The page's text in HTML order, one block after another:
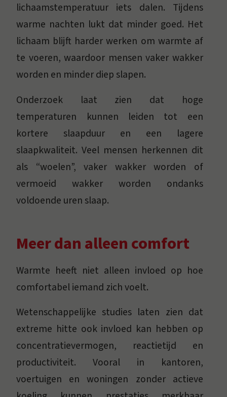
lichaamstemperatuur iets dalen. Tijdens
warme nachten lukt dat minder goed. Het
lichaam blijft harder werken om warmte af
te voeren, waardoor mensen vaker wakker
worden en minder diep slapen.
Onderzoek laat zien dat hoge
temperaturen kunnen leiden tot een
kortere slaapduur en een lagere
slaapkwaliteit. Veel mensen herkennen dit
als “woelen”, vaker wakker worden of
vermoeid wakker worden ondanks
voldoende uren slaap.
Meer dan alleen comfort
Warmte heeft niet alleen invloed op hoe
comfortabel iemand zich voelt.
Wetenschappelijke studies laten zien dat
extreme hitte ook invloed kan hebben op
concentratievermogen, reactietijd en
productiviteit. Vooral in kantoren,
voertuigen en woningen zonder actieve